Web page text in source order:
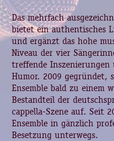
Das mehrfach
bietet ein authentisches
und ergänzt das hohe
Niveau der vier
treffende Inszenierungen
Humor. 2009 gegründet,
Ensemble bald zu einem
Bestandteil der
cappella-Szene auf. Seit
Ensemble in gänzlich
Besetzung unterwegs.